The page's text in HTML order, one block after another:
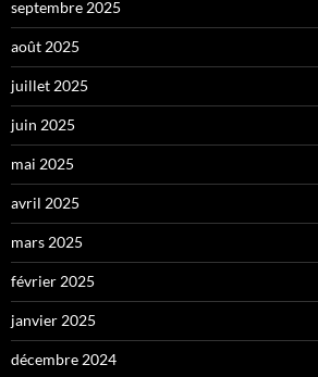
septembre 2025
août 2025
juillet 2025
juin 2025
mai 2025
avril 2025
mars 2025
février 2025
janvier 2025
décembre 2024